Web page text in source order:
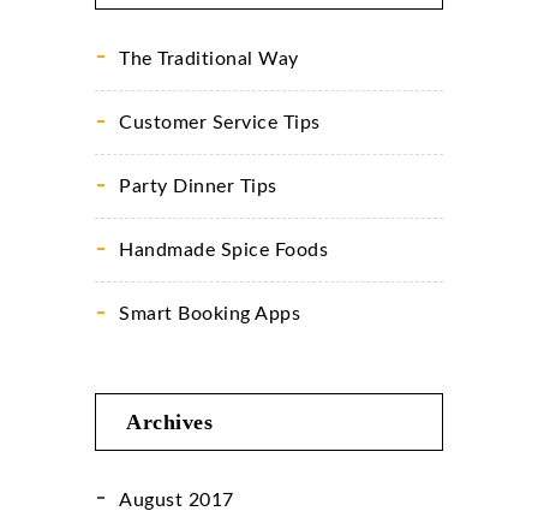
The Traditional Way
Customer Service Tips
Party Dinner Tips
Handmade Spice Foods
Smart Booking Apps
Archives
August 2017